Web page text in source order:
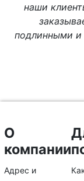
наши
подлинными и
О
компании
Адрес и